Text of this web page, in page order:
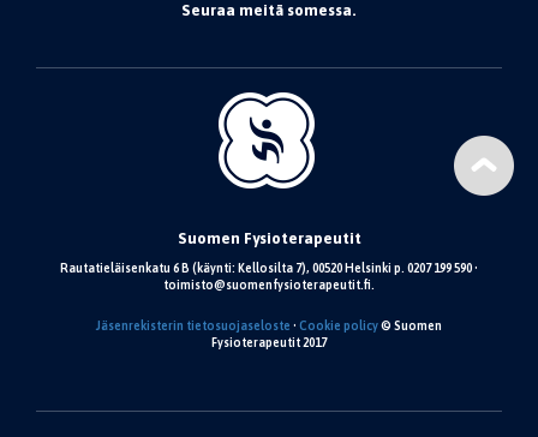
Seuraa meitä somessa.
Suomen Fysioterapeutit
Rautatieläisenkatu 6 B (käynti: Kellosilta 7), 00520 Helsinki p. 0207 199 590 •
toimisto@suomenfysioterapeutit.fi.
Jäsenrekisterin tietosuojaseloste • Cookie policy© Suomen
Fysioterapeutit 2017